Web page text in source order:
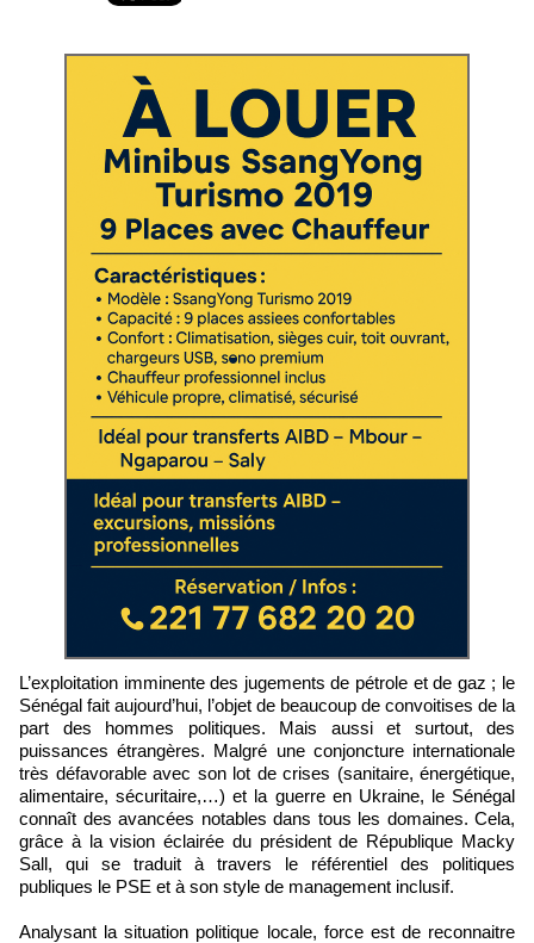
L’exploitation imminente des jugements de pétrole et de gaz ; le
Sénégal fait aujourd’hui, l’objet de beaucoup de convoitises de la
part des hommes politiques. Mais aussi et surtout, des
puissances étrangères. Malgré une conjoncture internationale
très défavorable avec son lot de crises (sanitaire, énergétique,
alimentaire, sécuritaire,…) et la guerre en Ukraine, le Sénégal
connaît des avancées notables dans tous les domaines. Cela,
grâce à la vision éclairée du président de République Macky
Sall, qui se traduit à travers le référentiel des politiques
publiques le PSE et à son style de management inclusif.
Analysant la situation politique locale, force est de reconnaitre